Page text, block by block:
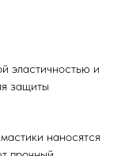
эластичностью и
защиты
наносятся